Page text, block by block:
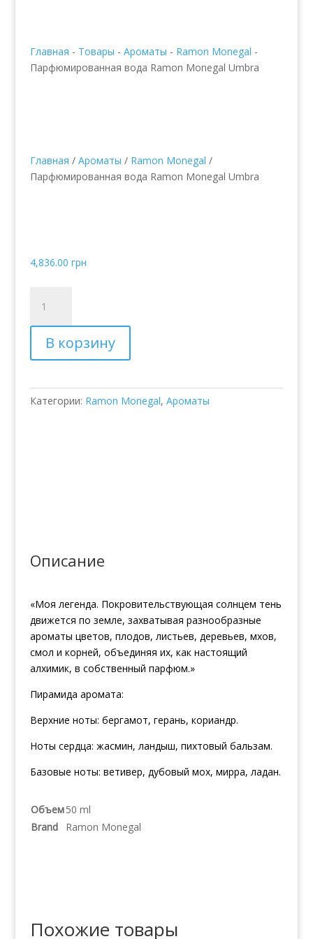
Главная - Товары - Ароматы - Ramon Monegal -
Парфюмированная вода Ramon Monegal Umbra
Главная / Ароматы / Ramon Monegal /
Парфюмированная вода Ramon Monegal Umbra
4,836.00 грн
товара
Парфюмированная
вода
Ramon
Umbra
В корзину
Категории: Ramon Monegal, Ароматы
Описание
«Моя легенда. Покровительствующая солнцем тень
движется по земле, захватывая разнообразные
ароматы цветов, плодов, листьев, деревьев, мхов,
смол и корней, объединяя их, как настоящий
алхимик, в собственный парфюм.»
Пирамида аромата:
Верхние ноты: бергамот, герань, кориандр.
Ноты сердца: жасмин, ландыш, пихтовый бальзам.
Базовые ноты: ветивер, дубовый мох, мирра, ладан.
Объем50 ml
Brand
Ramon Monegal
Похожие товары